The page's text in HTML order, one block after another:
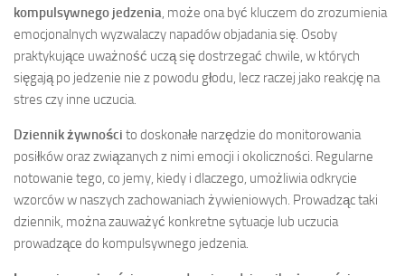
kompulsywnego jedzenia , może ona być kluczem do zrozumienia
emocjonalnych wyzwalaczy napadów objadania się. Osoby
praktykujące uważność uczą się dostrzegać chwile, w których
sięgają po jedzenie nie z powodu głodu, lecz raczej jako reakcję na
stres czy inne uczucia.
Dziennik żywności to doskonałe narzędzie do monitorowania
posiłków oraz związanych z nimi emocji i okoliczności. Regularne
notowanie tego, co jemy, kiedy i dlaczego, umożliwia odkrycie
wzorców w naszych zachowaniach żywieniowych. Prowadząc taki
dziennik, można zauważyć konkretne sytuacje lub uczucia
prowadzące do kompulsywnego jedzenia.